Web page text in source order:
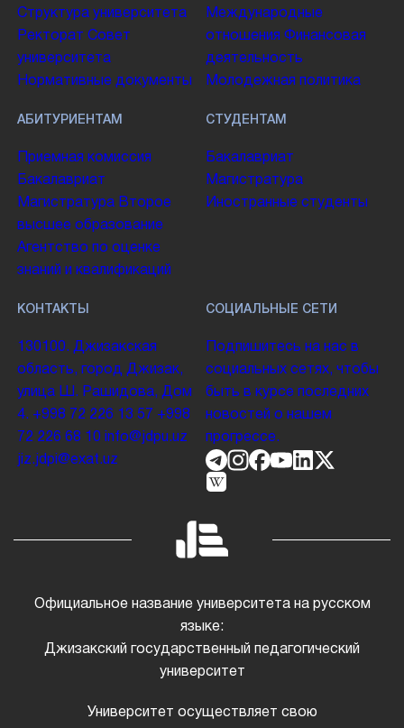
Структура университета
Ректорат Совет
университета
Нормативные документы
Международные
отношения Финансовая
деятельность
Молодежная политика
АБИТУРИЕНТАМ
Приемная комиссия
Бакалавриат
Магистратура Второе
высшее образование
Агентство по оценке
знаний и квалификаций
СТУДЕНТАМ
Бакалавриат
Магистратура
Иностранные студенты
КОНТАКТЫ
130100. Джизакская
область, город Джизак,
улица Ш. Рашидова, Дом
4. +998 72 226 13 57 +998
72 226 68 10
info@jdpu.uz
jiz.jdpi@exat.uz
СОЦИАЛЬНЫЕ СЕТИ
Подпишитесь на нас в
социальных сетях, чтобы
быть в курсе последних
новостей о нашем
прогрессе.
Официальное название университета на русском
языке:
Джизакский государственный педагогический
университет
Университет осуществляет свою